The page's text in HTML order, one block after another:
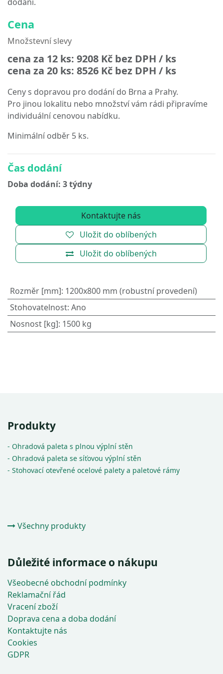
Cena
Množstevní slevy
cena za 12 ks: 9208 Kč bez DPH / ks
cena za 20 ks: 8526 Kč bez DPH / ks
Ceny s dopravou pro dodání do Brna a Prahy.
Pro jinou lokalitu nebo množství vám rádi připravíme
individuální cenovou nabídku.
Minimální odběr 5 ks.
Čas dodání
Doba dodání: 3 týdny
Kontaktujte nás
Uložit do oblíbených
Uložit do oblíbených
Rozměr [mm]: 1200x800 mm (robustní provedení)
Stohovatelnost: Ano
Nosnost [kg]: 1500 kg
Produkty
- Ohradová paleta s plnou výplní stěn
- Ohradová paleta se síťovou výplní stěn
- Stohovací otevřené ocelové palety a paletové rámy
Všechny produkty
Důležité informace o nákupu
Všeobecné obchodní podmínky
Reklamační řád
Vracení zboží
Doprava cena a doba dodání
Kontaktujte nás
Cookies
GDPR